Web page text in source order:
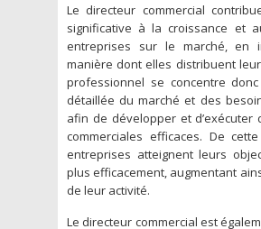
Le directeur commercial
significative à la croissance et
entreprises sur le marché, en
manière dont elles distribuent
professionnel se concentre donc
détaillée du marché et des
afin de développer et d’exécuter
commerciales efficaces. De
entreprises atteignent leurs
plus efficacement, augmentant
de leur activité.
Le directeur commercial est